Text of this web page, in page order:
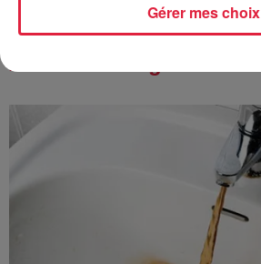
À découvrir également
Gérer mes choix